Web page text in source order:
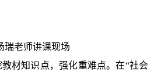
瑞老师讲课现场
材知识点，强化重难点。在“社会